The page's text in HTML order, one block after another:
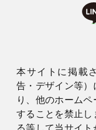
本サイトに掲載
告・デザイン等）
り、他のホーム
することを禁止
る等して当サイト